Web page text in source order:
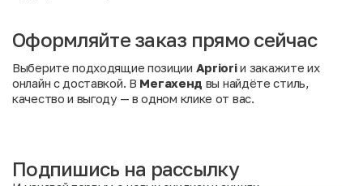
Оформляйте заказ прямо сейчас
Выберите подходящие позиции Aprioriи закажите их
онлайн с доставкой. В Мегахенд вы найдёте стиль,
качество и выгоду — в одном клике от вас.
Подпишись на рассылку